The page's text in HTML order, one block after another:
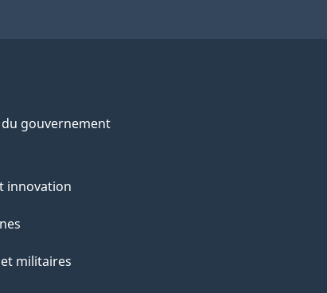
gouvernement
innovation
militaires